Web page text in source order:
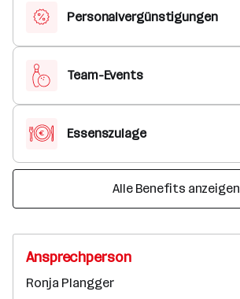
Personalvergünstigungen
Team-Events
Essenszulage
Alle Benefits anzeigen
Ansprechperson
Ronja Plangger